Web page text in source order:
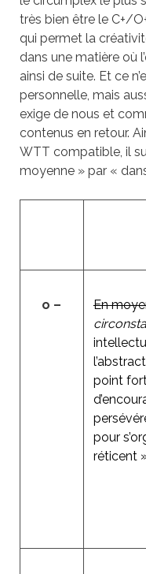
très bien être le C+/
qui permet la
dans une matière où
ainsi de suite. Et ce
personnelle, mais
exige de nous et
contenus en retour.
WTT compatible, il
moyenne » par «
o – En
point
pour
réticent